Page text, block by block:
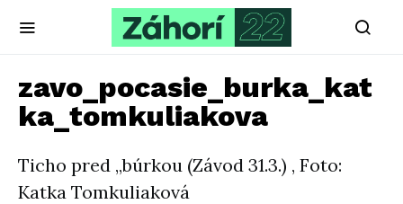
zavo_pocasie_burka_kat
ka_tomkuliakova
Ticho pred „búrkou (Závod 31.3.) , Foto:
Katka Tomkuliaková‎